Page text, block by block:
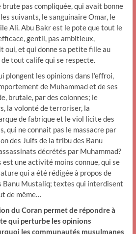
brute pas compliquée, qui avait bonne
suivants, le sanguinaire Omar, le
Ali. Abu Bakr est le pote que tout le
gentil, pas ambitieux,
oui, et qui donne sa petite fille au
tout calife qui se respecte.
plongent les opinions dans l’effroi,
de Muhammad et de ses
brutale, par des colonnes; le
la volonté de terroriser, la
de fabrique et le viol licite des
qui ne connait pas le massacre par
des Juifs de la tribu des Banu
décrétés par Muhammad?
une activité moins connue, qui se
qui a été rédigée à propos de
Banu Mustaliq; textes qui interdisent
de même…
du Coran permet de répondre à
qui perturbe les opinions
les communautés musulmanes